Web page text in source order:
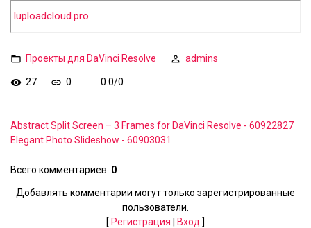
luploadcloud.pro
Проекты для DaVinci Resolve admins
27 0 0.0/0
Abstract Split Screen – 3 Frames for DaVinci Resolve - 60922827
Elegant Photo Slideshow - 60903031
Всего комментариев: 0
Добавлять комментарии могут только зарегистрированные
пользователи.
[ Регистрация Вход ]